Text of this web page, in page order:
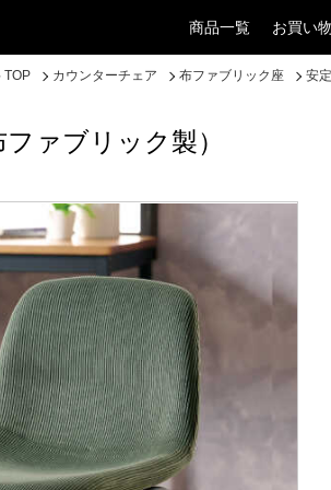
商品一覧 お買い
TOP カウンターチェア 布ファブリック座 安
ァブリック製）